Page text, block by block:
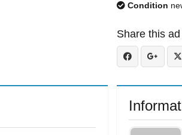
Condition
Share this ad